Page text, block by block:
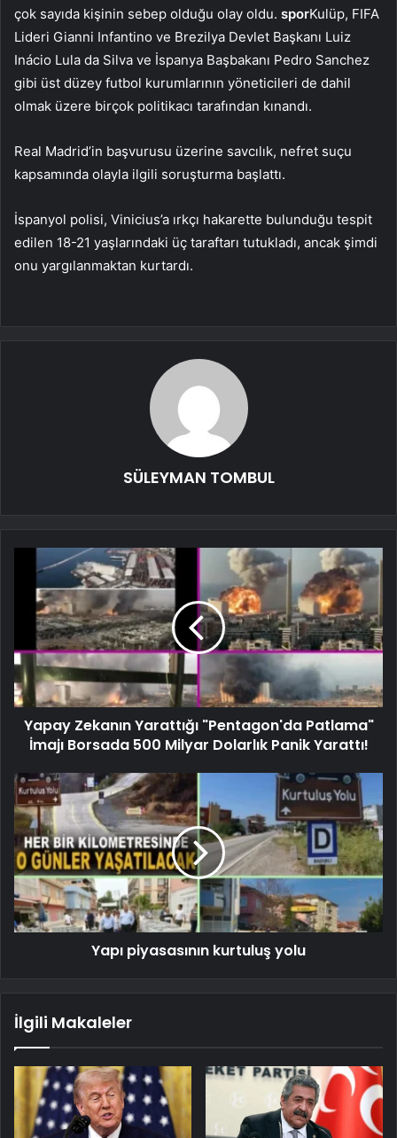
çok sayıda kişinin sebep olduğu olay oldu. sporKulüp, FIFA
Lideri Gianni Infantino ve Brezilya Devlet Başkanı Luiz
Inácio Lula da Silva ve İspanya Başbakanı Pedro Sanchez
gibi üst düzey futbol kurumlarının yöneticileri de dahil
olmak üzere birçok politikacı tarafından kınandı.
Real Madrid’in başvurusu üzerine savcılık, nefret suçu
kapsamında olayla ilgili soruşturma başlattı.
İspanyol polisi, Vinicius’a ırkçı hakarette bulunduğu tespit
edilen 18-21 yaşlarındaki üç taraftarı tutukladı, ancak şimdi
onu yargılanmaktan kurtardı.
SÜLEYMAN TOMBUL
Yapay Zekanın Yarattığı "Pentagon'da Patlama"
İmajı Borsada 500 Milyar Dolarlık Panik Yarattı!
Yapı piyasasının kurtuluş yolu
İlgili Makaleler